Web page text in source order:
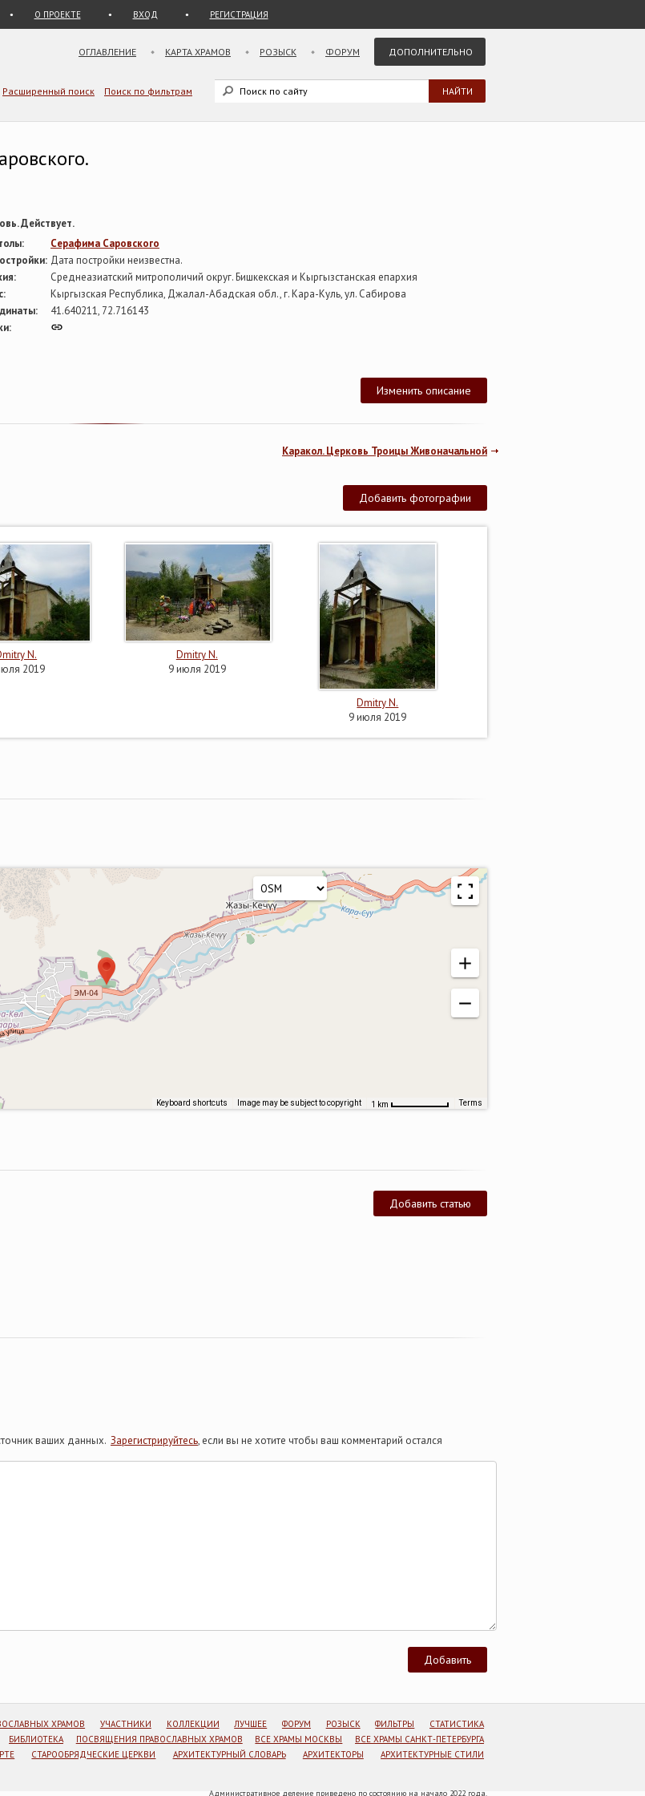
О ПРОЕКТЕ ВХОД РЕГИСТРАЦИЯ
ОГЛАВЛЕНИЕ КАРТА ХРАМОВ РОЗЫСК ФОРУМ ДОПОЛНИТЕЛЬНО
Расширенный поиск Поиск по фильтрам
Действует.
Серафима Саровского
Дата постройки неизвестна.
Среднеазиатский митрополичий округ. Бишкекская и Кыргызстанская епархия
Кыргызская Республика, Джалал-Абадская обл., г. Кара-Куль, ул. Сабирова
41.640211, 72.716143
Изменить описание
Каракол. Церковь Троицы Живоначальной
Добавить фотографии
N.
2019
Dmitry N.
9 июля 2019
Dmitry N.
9 июля 2019
Keyboard shortcuts Image may be subject to copyright 1 km Terms
Добавить статью
ваших данных. Зарегистрируйтесь, если вы не хотите чтобы ваш комментарий остался
ХРАМОВ УЧАСТНИКИ КОЛЛЕКЦИИ ЛУЧШЕЕ ФОРУМ РОЗЫСК ФИЛЬТРЫ
СТАТИСТИКА
БИБЛИОТЕКА ПОСВЯЩЕНИЯ ПРАВОСЛАВНЫХ ХРАМОВ ВСЕ ХРАМЫ МОСКВЫ
ВСЕ ХРАМЫ САНКТ-ПЕТЕРБУРГА
СТАРООБРЯДЧЕСКИЕ ЦЕРКВИ АРХИТЕКТУРНЫЙ СЛОВАРЬ АРХИТЕКТОРЫ АРХИТЕКТУРНЫЕ СТИЛИ
Административное деление приведено по состоянию на начало 2022 года.